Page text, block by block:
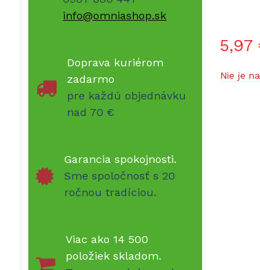
5,97
Nie je
info@omniashop.sk
Doprava kuriérom
zadarmo
pre každú objednávku
nad 70 €
Garancia spokojnosti.
Sme spoločnosť s 20
ročnou tradíciou.
Viac ako 14 500
položiek skladom.